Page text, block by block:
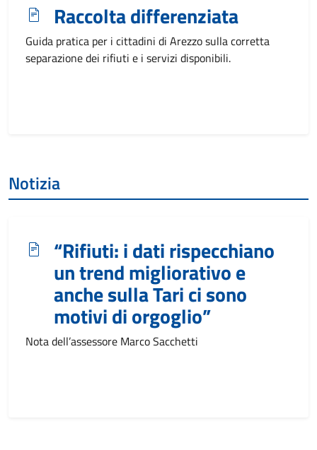
Raccolta differenziata
Guida pratica per i cittadini di Arezzo sulla corretta
separazione dei rifiuti e i servizi disponibili.
Notizia
“Rifiuti: i dati rispecchiano
un trend migliorativo e
anche sulla Tari ci sono
motivi di orgoglio”
Nota dell’assessore Marco Sacchetti